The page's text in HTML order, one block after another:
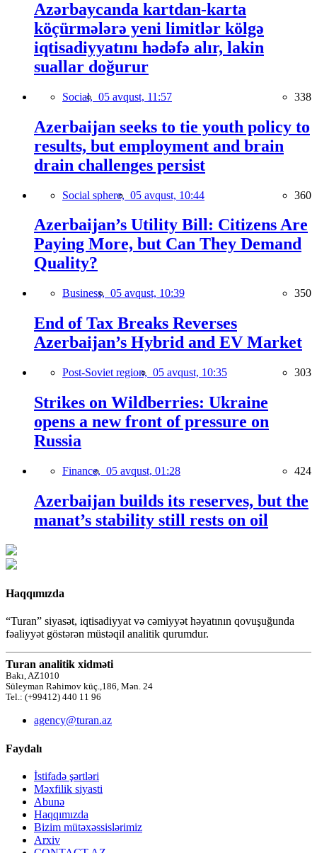
Azərbaycanda kartdan-karta
köçürmələrə yeni limitlər kölgə
iqtisadiyyatını hədəfə alır, lakin
suallar doğurur
Social, 05 avqust, 11:57 338
Azerbaijan seeks to tie youth policy to
results, but employment and brain
drain challenges persist
Social sphere, 05 avqust, 10:44 360
Azerbaijan’s Utility Bill: Citizens Are
Paying More, but Can They Demand
Quality?
Business, 05 avqust, 10:39 350
End of Tax Breaks Reverses
Azerbaijan’s Hybrid and EV Market
Post-Soviet region, 05 avqust, 10:35 303
Strikes on Wildberries: Ukraine
opens a new front of pressure on
Russia
Finance, 05 avqust, 01:28 424
Azerbaijan builds its reserves, but the
manat’s stability still rests on oil
Haqqımızda
“Turan” siyasət, iqtisadiyyat və cəmiyyət həyatının qovuşuğunda
fəaliyyət göstərən müstəqil analitik qurumdur.
Turan analitik xidməti
Bakı, AZ1010
Süleyman Rəhimov küç.,186, Mən. 24
Tel.: (+99412) 440 11 96
agency@turan.az
Faydalı
İstifadə şərtləri
Məxfilik siyasti
Abunə
Haqqımızda
Bizim mütəxəssislərimiz
Arxiv